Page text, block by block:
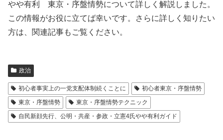
やや有利 東京・序盤情勢について詳しく解説しました。
この情報がお役に立てば幸いです。さらに詳しく知りたい
方は、関連記事もご覧ください。
政治
初心者事実上の一党支配体制続くことに
初心者東京・序盤情勢
東京・序盤情勢
東京・序盤情勢テクニック
自民新顔先行、公明・共産・参政・立憲4氏やや有利ガイド